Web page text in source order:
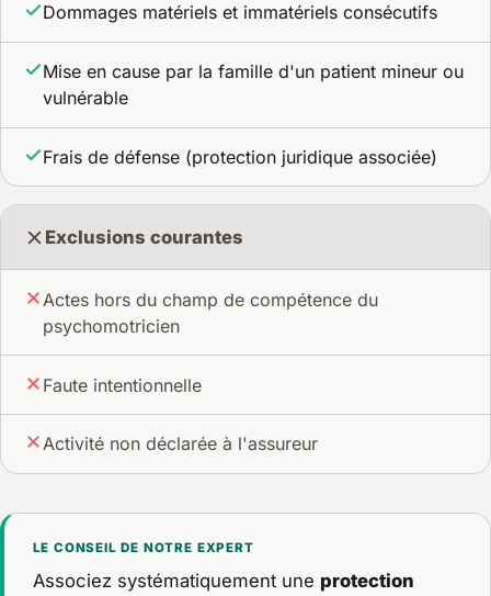
Dommages matériels et immatériels consécutifs
Mise en cause par la famille d'un patient mineur ou
vulnérable
Frais de défense (protection juridique associée)
Exclusions courantes
Actes hors du champ de compétence du
psychomotricien
Faute intentionnelle
Activité non déclarée à l'assureur
LE CONSEIL DE NOTRE EXPERT
Associez systématiquement une protection